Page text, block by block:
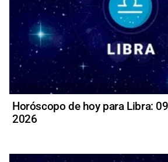
Horóscopo de hoy para Libra:
2026